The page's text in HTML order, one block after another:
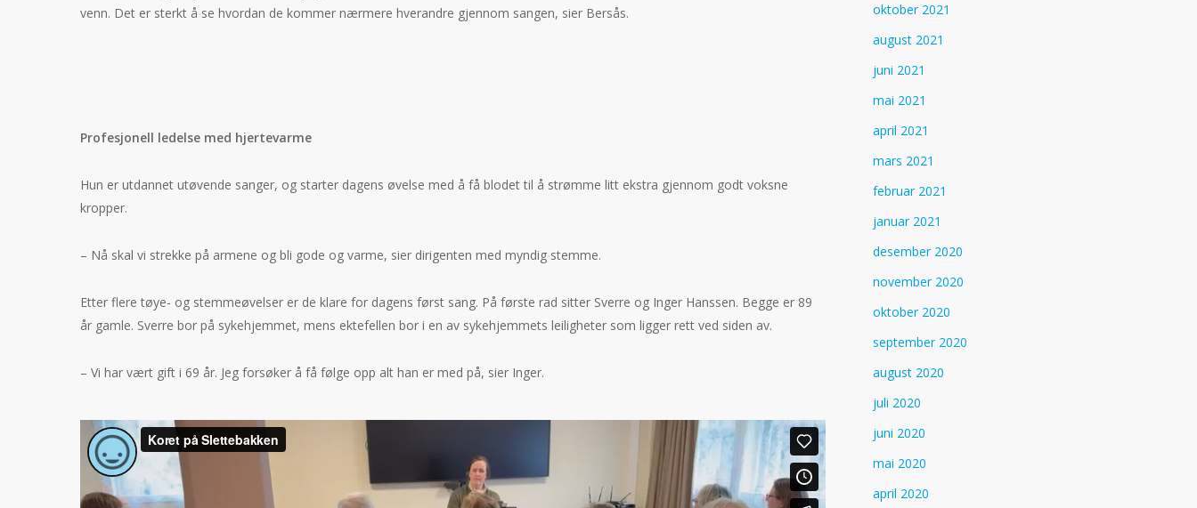
venn. Det er sterkt å se hvordan de kommer nærmere hverandre gjennom sangen, sier Bersås.
Profesjonell ledelse med hjertevarme
Hun er utdannet utøvende sanger, og starter dagens øvelse med å få blodet til å strømme litt ekstra gjennom godt voksne
kropper.
– Nå skal vi strekke på armene og bli gode og varme, sier dirigenten med myndig stemme.
Etter flere tøye- og stemmeøvelser er de klare for dagens først sang. På første rad sitter Sverre og Inger Hanssen. Begge er 89
år gamle. Sverre bor på sykehjemmet, mens ektefellen bor i en av sykehjemmets leiligheter som ligger rett ved siden av.
– Vi har vært gift i 69 år. Jeg forsøker å få følge opp alt han er med på, sier Inger.
oktober 2021
august 2021
juni 2021
mai 2021
april 2021
mars 2021
februar 2021
januar 2021
desember 2020
november 2020
oktober 2020
september 2020
august 2020
juli 2020
juni 2020
mai 2020
april 2020